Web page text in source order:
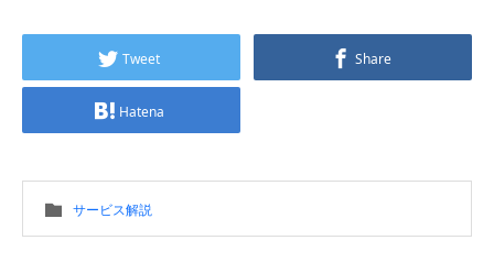
Tweet Share
Hatena
サービス解説